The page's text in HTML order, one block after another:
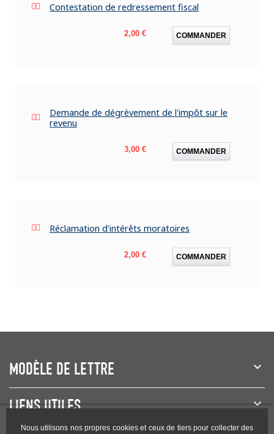
Nous utilisons nos propres cookies et ceux de tiers pour collecter des
Contestation de redressement fiscal
Prix
2,00 € COMMANDER
Demande de dégrèvement de l'impôt sur le
revenu
Prix
3,00 € COMMANDER
Réclamation d'intérêts moratoires
Prix
2,00 € COMMANDER
MODÈLE DE LETTRE
LIENS UTILES